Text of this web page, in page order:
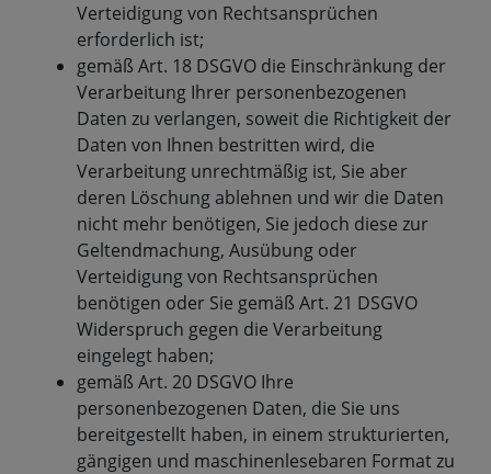
Verteidigung von Rechtsansprüchen
erforderlich ist;
gemäß Art. 18 DSGVO die Einschränkung der
Verarbeitung Ihrer personenbezogenen
Daten zu verlangen, soweit die Richtigkeit der
Daten von Ihnen bestritten wird, die
Verarbeitung unrechtmäßig ist, Sie aber
deren Löschung ablehnen und wir die Daten
nicht mehr benötigen, Sie jedoch diese zur
Geltendmachung, Ausübung oder
Verteidigung von Rechtsansprüchen
benötigen oder Sie gemäß Art. 21 DSGVO
Widerspruch gegen die Verarbeitung
eingelegt haben;
gemäß Art. 20 DSGVO Ihre
personenbezogenen Daten, die Sie uns
bereitgestellt haben, in einem strukturierten,
gängigen und maschinenlesebaren Format zu